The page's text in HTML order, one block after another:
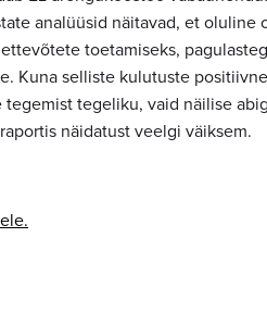
analüüsid näitavad, et oluline
toetamiseks,
Kuna selliste kulutuste
tegeliku, vaid näilise
näidatust veelgi väiksem.